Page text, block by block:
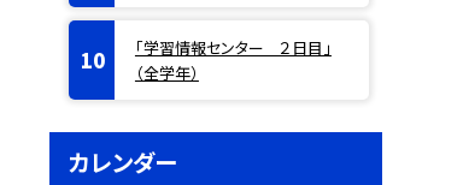
「学習情報センター ２日目」
（全学年）
カレンダー